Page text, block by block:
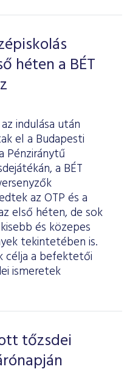
héten a BÉT
indulása után
el a Budapesti
Pénziránytű
a BÉT
az OTP és a
első héten, de sok
és közepes
tekintetében is.
a befektetői
ismeretek
tőzsdei